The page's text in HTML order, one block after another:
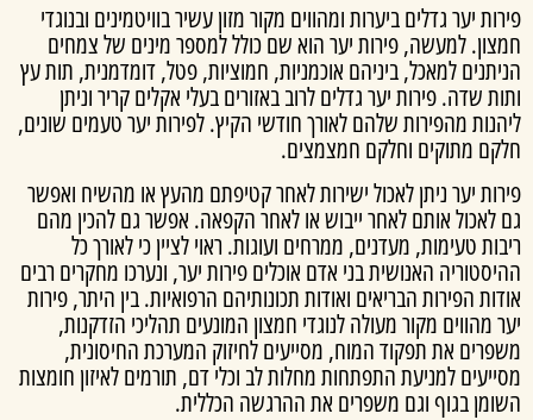
יער גדלים ביערות ומהווים מקור מזון עשיר בוויטמינים ובנוגדי
למעשה, פירות יער הוא שם כולל למספר מינים של צמחים
למאכל, ביניהם אוכמניות, חמוציות, פטל, דומדמנית, תות עץ
שדה. פירות יער גדלים לרוב באזורים בעלי אקלים קריר וניתן
מהפירות שלהם לאורך חודשי הקיץ. לפירות יער טעמים שונים,
מתוקים וחלקם חמצמצים.
יער ניתן לאכול ישירות לאחר קטיפתם מהעץ או מהשיח ואפשר
לאכול אותם לאחר ייבוש או לאחר הקפאה. אפשר גם להכין מהם
טעימות, מעדנים, ממרחים ועוגות. ראוי לציין כי לאורך כל
האנושית בני אדם אוכלים פירות יער, ונערכו מחקרים רבים
הפירות הבריאים ואודות תכונותיהם הרפואיות. בין היתר, פירות
מהווים מקור מעולה לנוגדי חמצון המונעים תהליכי הזדקנות,
את תפקוד המוח, מסייעים לחיזוק המערכת החיסונית,
למניעת התפתחות מחלות לב וכלי דם, תורמים לאיזון חומצות
בגוף וגם משפרים את ההרגשה הכללית.